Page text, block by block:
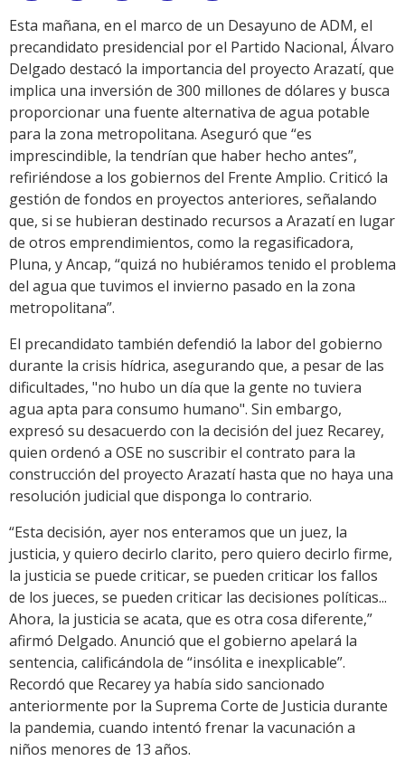
Link
Esta mañana, en el marco de un Desayuno de ADM, el
precandidato presidencial por el Partido Nacional, Álvaro
Delgado destacó la importancia del proyecto Arazatí, que
implica una inversión de 300 millones de dólares y busca
proporcionar una fuente alternativa de agua potable
para la zona metropolitana. Aseguró que “es
imprescindible, la tendrían que haber hecho antes”,
refiriéndose a los gobiernos del Frente Amplio. Criticó la
gestión de fondos en proyectos anteriores, señalando
que, si se hubieran destinado recursos a Arazatí en lugar
de otros emprendimientos, como la regasificadora,
Pluna, y Ancap, “quizá no hubiéramos tenido el problema
del agua que tuvimos el invierno pasado en la zona
metropolitana”.
El precandidato también defendió la labor del gobierno
durante la crisis hídrica, asegurando que, a pesar de las
dificultades, "no hubo un día que la gente no tuviera
agua apta para consumo humano". Sin embargo,
expresó su desacuerdo con la decisión del juez Recarey,
quien ordenó a OSE no suscribir el contrato para la
construcción del proyecto Arazatí hasta que no haya una
resolución judicial que disponga lo contrario.
“Esta decisión, ayer nos enteramos que un juez, la
justicia, y quiero decirlo clarito, pero quiero decirlo firme,
la justicia se puede criticar, se pueden criticar los fallos
de los jueces, se pueden criticar las decisiones políticas...
Ahora, la justicia se acata, que es otra cosa diferente,”
afirmó Delgado. Anunció que el gobierno apelará la
sentencia, calificándola de “insólita e inexplicable”.
Recordó que Recarey ya había sido sancionado
anteriormente por la Suprema Corte de Justicia durante
la pandemia, cuando intentó frenar la vacunación a
niños menores de 13 años.